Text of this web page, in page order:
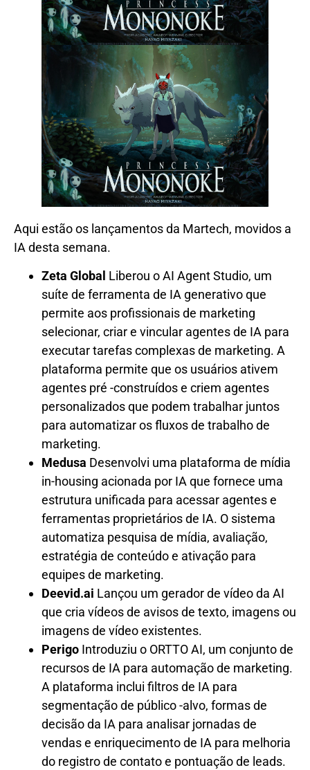
Aqui estão os lançamentos da Martech, movidos a
IA desta semana.
Zeta Global Liberou o AI Agent Studio, um
suíte de ferramenta de IA generativo que
permite aos profissionais de marketing
selecionar, criar e vincular agentes de IA para
executar tarefas complexas de marketing. A
plataforma permite que os usuários ativem
agentes pré -construídos e criem agentes
personalizados que podem trabalhar juntos
para automatizar os fluxos de trabalho de
marketing.
Medusa Desenvolvi uma plataforma de mídia
in-housing acionada por IA que fornece uma
estrutura unificada para acessar agentes e
ferramentas proprietários de IA. O sistema
automatiza pesquisa de mídia, avaliação,
estratégia de conteúdo e ativação para
equipes de marketing.
Deevid.ai Lançou um gerador de vídeo da AI
que cria vídeos de avisos de texto, imagens ou
imagens de vídeo existentes.
Perigo Introduziu o ORTTO AI, um conjunto de
recursos de IA para automação de marketing.
A plataforma inclui filtros de IA para
segmentação de público -alvo, formas de
decisão da IA ​​para analisar jornadas de
vendas e enriquecimento de IA para melhoria
do registro de contato e pontuação de leads.